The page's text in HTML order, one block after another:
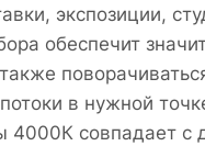
экспозиции,
обеспечит
в нужной
4000К совпадает